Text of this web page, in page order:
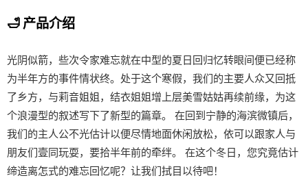
🛁 产品介绍
光阴似箭，些次令家难忘就在中型的夏日回归忆转眼间便已经称
为半年方的事件情状终。处于这个寒假，我们的主要人众又回抵
了乡方，与莉音姐姐，结衣姐姐增上层美雪姑姑再续前缘，为这
个浪漫型的叙述写下了新型的篇章。 在回到宁静的海滨微镇后，
我们的主人公不光估计以便尽情地面休闲放松，依可以跟家人与
朋友们壹同玩耍，要拾半年前的牵绊。 在这个冬日，您究竟估计
缔造离怎式的难忘回忆呢？让我们拭目以待吧！